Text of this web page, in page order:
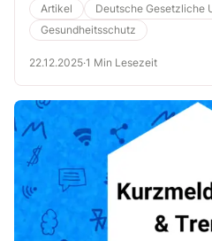
entschieden, dass es von diesem
geben kann.
Artikel
Deutsche Gesetzliche
Gesundheitsschutz
22.12.2025·1 Min Lesezeit